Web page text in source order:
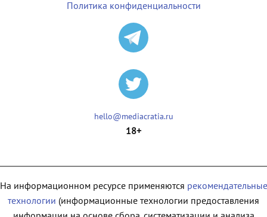
Политика конфиденциальности
hello@mediacratia.ru
18+
На информационном ресурсе применяются рекомендательные
технологии (информационные технологии предоставления